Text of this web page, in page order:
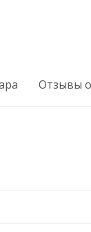
Отзывы